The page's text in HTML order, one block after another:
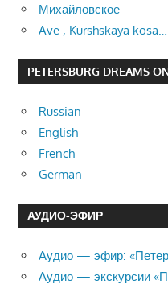
Михайловское
Ave , Kurshskaya kosa…
PETERSBURG DREAMS
Russian
English
French
German
АУДИО-ЭФИР
Аудио — эфир:
Аудио — экскурсии